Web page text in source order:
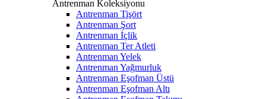
Antrenman Koleksiyonu
Antrenman Tişört
Antrenman Şort
Antrenman İçlik
Antrenman Ter Atleti
Antrenman Yelek
Antrenman Yağmurluk
Antrenman Eşofman Üstü
Antrenman Eşofman Altı